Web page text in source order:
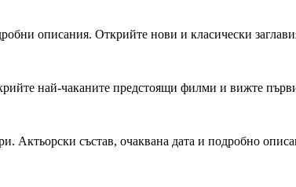
описания. Открийте нови и класически
най-чаканите предстоящи филми и вижте
Актьорски състав, очаквана дата и подробно